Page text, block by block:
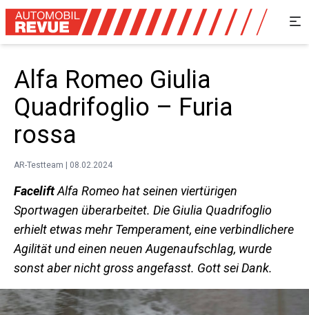
Alfa Romeo Giulia
Quadrifoglio – Furia
rossa
AR-Testteam | 08.02.2024
FaceliftAlfa Romeo hat seinen viertürigen
Sportwagen überarbeitet. Die Giulia Quadrifoglio
erhielt etwas mehr Temperament, eine verbindlichere
Agilität und einen neuen Augen­aufschlag, wurde
sonst aber nicht gross angefasst. Gott sei Dank.